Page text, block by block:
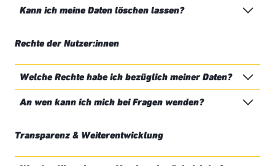
Kann ich meine Daten löschen lassen?
Rechte der Nutzer:innen
Welche Rechte habe ich bezüglich meiner Daten?
An wen kann ich mich bei Fragen wenden?
Transparenz & Weiterentwicklung